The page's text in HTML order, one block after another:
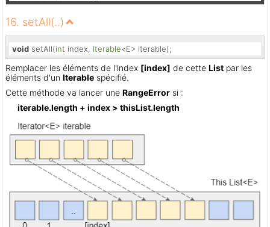
16. setAll(..)
void setAll(int index, Iterable<E> iterable);
Remplacer les éléments de l'index [index] de cette List par les
éléments d'un Iterable spécifié.
Cette méthode va lancer une RangeError si :
iterable.length + index > thisList.length